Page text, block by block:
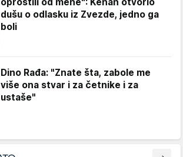
dušu o odlasku iz Zvezde, jedno ga
boli
Dino Rađa: "Znate šta, zabole me
više ona stvar i za četnike i za
ustaše"